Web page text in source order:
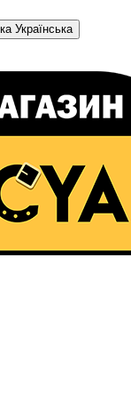
Українська